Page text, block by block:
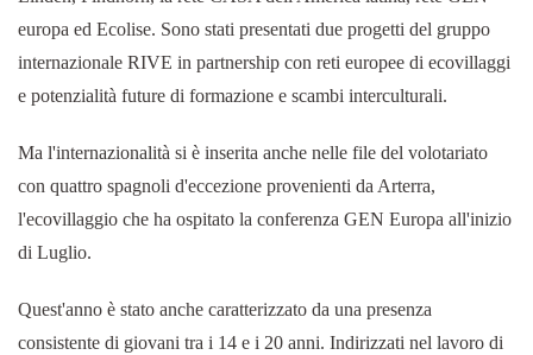
europa ed Ecolise. Sono stati presentati due progetti del gruppo
internazionale RIVE in partnership con reti europee di ecovillaggi
e potenzialità future di formazione e scambi interculturali.
Ma l'internazionalità si è inserita anche nelle file del volotariato
con quattro spagnoli d'eccezione provenienti da Arterra,
l'ecovillaggio che ha ospitato la conferenza GEN Europa all'inizio
di Luglio.
Quest'anno è stato anche caratterizzato da una presenza
consistente di giovani tra i 14 e i 20 anni. Indirizzati nel lavoro di